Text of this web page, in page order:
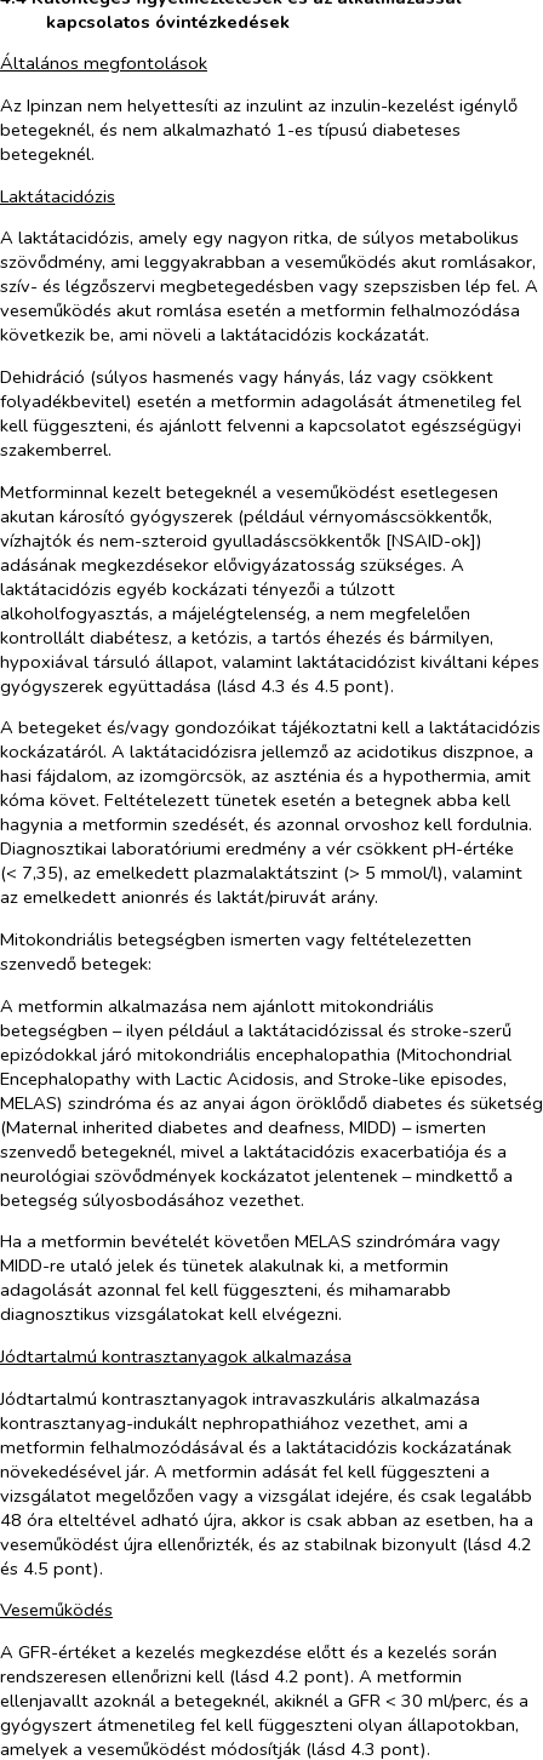
kapcsolatos óvintézkedések
Általános megfontolások
Az Ipinzan nem helyettesíti az inzulint az inzulin-kezelést igénylő
betegeknél, és nem alkalmazható 1-es típusú diabeteses
betegeknél.
Laktátacidózis
A laktátacidózis, amely egy nagyon ritka, de súlyos metabolikus
szövődmény, ami leggyakrabban a veseműködés akut romlásakor,
szív- és légzőszervi megbetegedésben vagy szepszisben lép fel. A
veseműködés akut romlása esetén a metformin felhalmozódása
következik be, ami növeli a laktátacidózis kockázatát.
Dehidráció (súlyos hasmenés vagy hányás, láz vagy csökkent
folyadékbevitel) esetén a metformin adagolását átmenetileg fel
kell függeszteni, és ajánlott felvenni a kapcsolatot egészségügyi
szakemberrel.
Metforminnal kezelt betegeknél a veseműködést esetlegesen
akutan károsító gyógyszerek (például vérnyomáscsökkentők,
vízhajtók és nem-szteroid gyulladáscsökkentők [NSAID-ok])
adásának megkezdésekor elővigyázatosság szükséges. A
laktátacidózis egyéb kockázati tényezői a túlzott
alkoholfogyasztás, a májelégtelenség, a nem megfelelően
kontrollált diabétesz, a ketózis, a tartós éhezés és bármilyen,
hypoxiával társuló állapot, valamint laktátacidózist kiváltani képes
gyógyszerek együttadása (lásd 4.3 és 4.5 pont).
A betegeket és/vagy gondozóikat tájékoztatni kell a laktátacidózis
kockázatáról. A laktátacidózisra jellemző az acidotikus diszpnoe, a
hasi fájdalom, az izomgörcsök, az aszténia és a hypothermia, amit
kóma követ. Feltételezett tünetek esetén a betegnek abba kell
hagynia a metformin szedését, és azonnal orvoshoz kell fordulnia.
Diagnosztikai laboratóriumi eredmény a vér csökkent pH-értéke
(< 7,35), az emelkedett plazmalaktátszint (> 5 mmol/l), valamint
az emelkedett anionrés és laktát/piruvát arány.
Mitokondriális betegségben ismerten vagy feltételezetten
szenvedő betegek:
A metformin alkalmazása nem ajánlott mitokondriális
betegségben – ilyen például a laktátacidózissal és stroke-szerű
epizódokkal járó mitokondriális encephalopathia (Mitochondrial
Encephalopathy with Lactic Acidosis, and Stroke-like episodes,
MELAS) szindróma és az anyai ágon öröklődő diabetes és süketség
(Maternal inherited diabetes and deafness, MIDD) – ismerten
szenvedő betegeknél, mivel a laktátacidózis exacerbatiója és a
neurológiai szövődmények kockázatot jelentenek – mindkettő a
betegség súlyosbodásához vezethet.
Ha a metformin bevételét követően MELAS szindrómára vagy
MIDD-re utaló jelek és tünetek alakulnak ki, a metformin
adagolását azonnal fel kell függeszteni, és mihamarabb
diagnosztikus vizsgálatokat kell elvégezni.
Jódtartalmú kontrasztanyagok alkalmazása
Jódtartalmú kontrasztanyagok intravaszkuláris alkalmazása
kontrasztanyag-indukált nephropathiához vezethet, ami a
metformin felhalmozódásával és a laktátacidózis kockázatának
növekedésével jár. A metformin adását fel kell függeszteni a
vizsgálatot megelőzően vagy a vizsgálat idejére, és csak legalább
48 óra elteltével adható újra, akkor is csak abban az esetben, ha a
veseműködést újra ellenőrizték, és az stabilnak bizonyult (lásd 4.2
és 4.5 pont).
Veseműködés
A GFR-értéket a kezelés megkezdése előtt és a kezelés során
rendszeresen ellenőrizni kell (lásd 4.2 pont). A metformin
ellenjavallt azoknál a betegeknél, akiknél a GFR < 30 ml/perc, és a
gyógyszert átmenetileg fel kell függeszteni olyan állapotokban,
amelyek a veseműködést módosítják (lásd 4.3 pont).